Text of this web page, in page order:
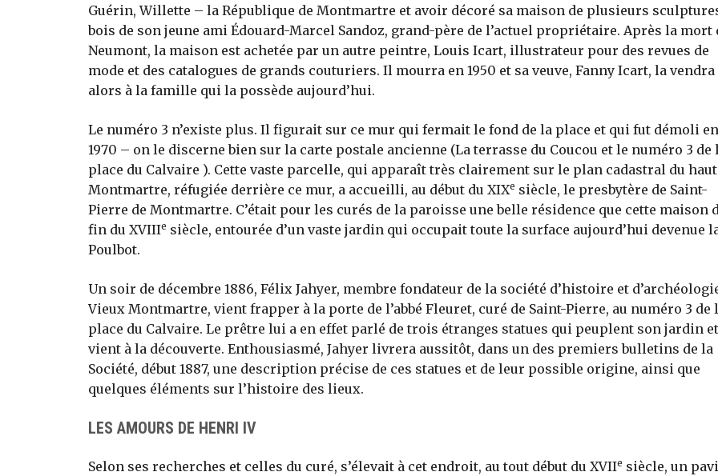
Guérin, Willette – la République de Montmartre et avoir décoré sa maison de plusieurs
bois de son jeune ami Édouard-Marcel Sandoz, grand-père de l’actuel propriétaire. Après la mort
Neumont, la maison est achetée par un autre peintre, Louis Icart, illustrateur pour des revues de
mode et des catalogues de grands couturiers. Il mourra en 1950 et sa veuve, Fanny Icart, la vendra
alors à la famille qui la possède aujourd’hui.
Le numéro 3 n’existe plus. Il figurait sur ce mur qui fermait le fond de la place et qui fut démoli en
1970 – on le discerne bien sur la carte postale ancienne (La terrasse du Coucou et le numéro 3 de
place du Calvaire ). Cette vaste parcelle, qui apparaît très clairement sur le plan cadastral du haut
Montmartre, réfugiée derrière ce mur, a accueilli, au début du XIXe siècle, le presbytère de Saint-
Pierre de Montmartre. C’était pour les curés de la paroisse une belle résidence que cette maison
fin du XVIIIe siècle, entourée d’un vaste jardin qui occupait toute la surface aujourd’hui devenue
Poulbot.
Un soir de décembre 1886, Félix Jahyer, membre fondateur de la société d’histoire et
Vieux Montmartre, vient frapper à la porte de l’abbé Fleuret, curé de Saint-Pierre, au numéro 3 de
place du Calvaire. Le prêtre lui a en effet parlé de trois étranges statues qui peuplent son jardin
vient à la découverte. Enthousiasmé, Jahyer livrera aussitôt, dans un des premiers bulletins de la
Société, début 1887, une description précise de ces statues et de leur possible origine, ainsi que
quelques éléments sur l’histoire des lieux.
LES AMOURS DE HENRI IV
Selon ses recherches et celles du curé, s’élevait à cet endroit, au tout début du XVIIe siècle, un